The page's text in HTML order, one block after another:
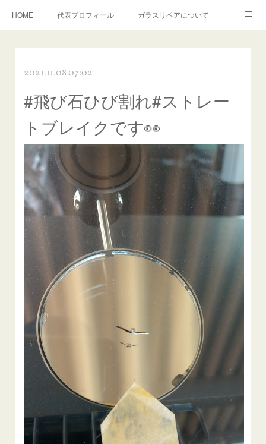
HOME 代表プロフィール ガラスリペアについて
飛び石施工料金について
当店へのアクセス 建築ガラスキズ取り・研磨・磨き
【プロ使用】フッ素系ガラストリートメント『アクアペル』
当店の良心的価格の理由について
欧州車モールの白サビやシミを落とす！
instagram記事 ガラスリペア施工価格
飛び石ひび割れでヒビ先が伸びた場合は？
2021.11.08 07:02
#飛び石ひび割れ#ストレー
トブレイクです👀